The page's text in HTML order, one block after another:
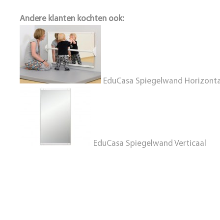
Andere klanten kochten ook:
EduCasa Spiegelwand
EduCasa Spiegelwand Verticaal